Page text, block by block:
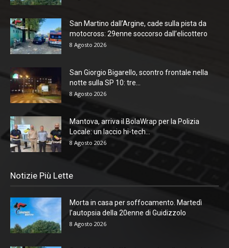
San Martino dall’Argine, cade sulla pista da
motocross: 29enne soccorso dall’elicottero
8 Agosto 2026
San Giorgio Bigarello, scontro frontale nella
notte sulla SP 10: tre...
8 Agosto 2026
Mantova, arriva il BolaWrap per la Polizia
Locale: un laccio hi-tech...
8 Agosto 2026
Notizie Più Lette
Morta in casa per soffocamento. Martedì
l’autopsia della 20enne di Guidizzolo
8 Agosto 2026